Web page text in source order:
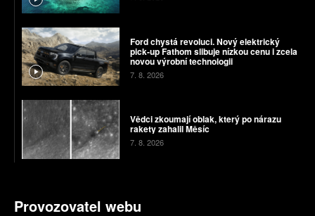
Ford chystá revoluci. Nový elektrický
pick-up Fathom slibuje nízkou cenu i zcela
novou výrobní technologii
7. 8. 2026
Vědci zkoumají oblak, který po nárazu
rakety zahalil Měsíc
7. 8. 2026
Provozovatel webu